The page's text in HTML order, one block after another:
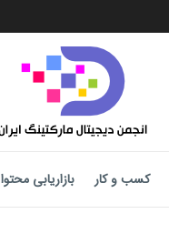
کسب و کار بازاریابی محتوا